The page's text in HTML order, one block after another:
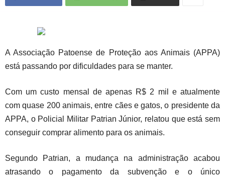
A Associação Patoense de Proteção aos Animais (APPA)
está passando por dificuldades para se manter.
Com um custo mensal de apenas R$ 2 mil e atualmente
com quase 200 animais, entre cães e gatos, o presidente da
APPA, o Policial Militar Patrian Júnior, relatou que está sem
conseguir comprar alimento para os animais.
Segundo Patrian, a mudança na administração acabou
atrasando o pagamento da subvenção e o único